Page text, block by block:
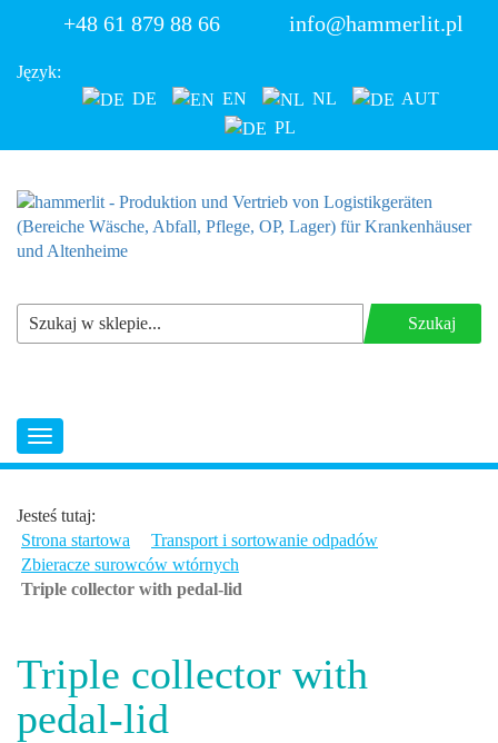
+48 61 879 88 66 info@hammerlit.pl
Język:
DE
EN NL
AUT
PL
Szukaj
Jesteś tutaj:
Strona startowa
Transport i sortowanie odpadów
Zbieracze surowców wtórnych
Triple collector with pedal-lid
Triple collector with
pedal-lid